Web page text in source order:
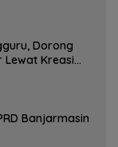
Dorong
Lewat Kreasi
Banjarmasin